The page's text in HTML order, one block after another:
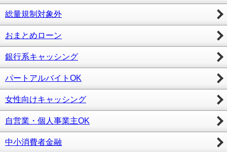
総量規制対象外
おまとめローン
銀行系キャッシング
パートアルバイトOK
女性向けキャッシング
自営業・個人事業主OK
中小消費者金融